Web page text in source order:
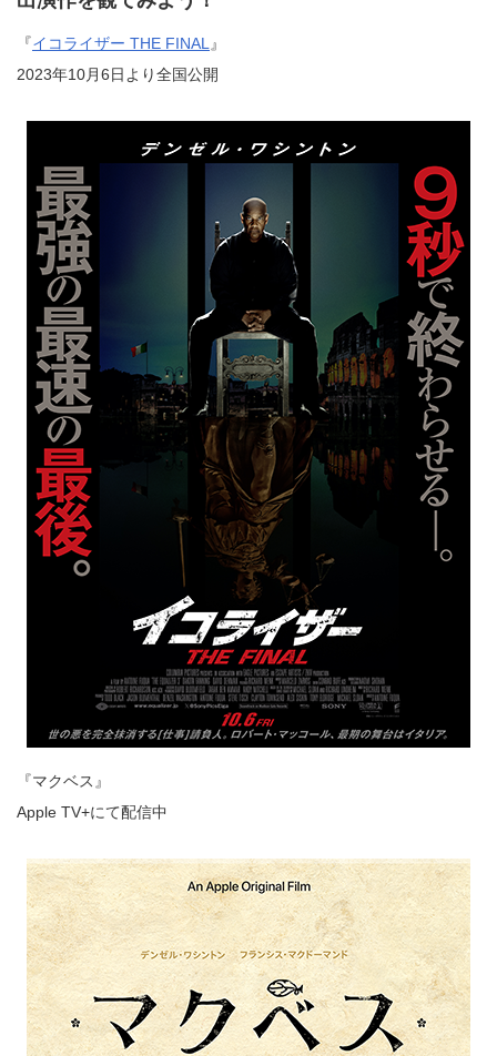
『イコライザー THE FINAL 』
2023年10月6日より全国公開
『マクベス』
Apple TV+にて配信中